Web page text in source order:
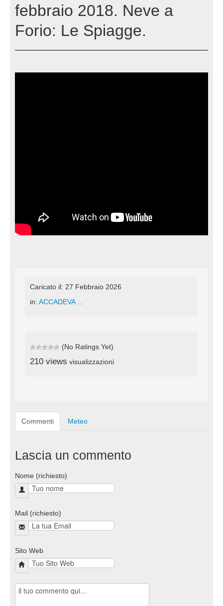
febbraio 2018. Neve a
Forio: Le Spiagge.
Caricato il: 27 Febbraio 2026
in: ACCADEVA ...
(No Ratings Yet)
210 views visualizzazioni
Commenti Meteo
Lascia un commento
Nome (richiesto)
Mail (richiesto)
Sito Web